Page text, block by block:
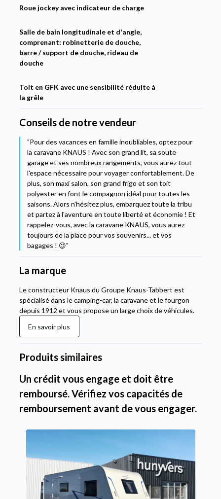
Roue jockey avec indicateur de charge
Salle de bain longitudinale et d'angle,
comprenant: robinetterie de douche,
barre / support de douche, rideau de
douche
Toit en GFK avec une sensibilité réduite à
la grêle
Conseils de notre vendeur
"Pour des vacances en famille inoubliables, optez pour
la caravane KNAUS ! Avec son grand lit, sa soute
garage et ses nombreux rangements, vous aurez tout
l'espace nécessaire pour voyager confortablement. De
plus, son maxi salon, son grand frigo et son toit
polyester en font le compagnon idéal pour toutes les
saisons. Alors n'hésitez plus, embarquez toute la tribu
et partez à l'aventure en toute liberté et économie ! Et
rappelez-vous, avec la caravane KNAUS, vous aurez
toujours de la place pour vos souvenirs... et vos
bagages ! 😉"
La marque
Le constructeur Knaus du Groupe Knaus-Tabbert est
spécialisé dans le camping-car, la caravane et le fourgon
depuis 1912 et vous propose un large choix de véhicules.
En savoir plus
Produits similaires
Un crédit vous engage et doit être
remboursé. Vérifiez vos capacités de
remboursement avant de vous engager.